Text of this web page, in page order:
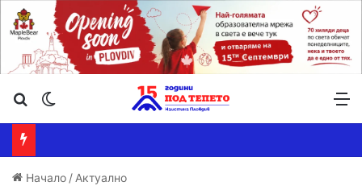
Търсене ...
Начало / Актуално